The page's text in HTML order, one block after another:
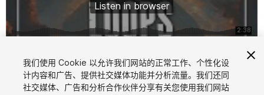
1/2
我们使用 Cookie 以允许我们网站的正常工作、个性化设
计内容和广告、提供社交媒体功能并分析流量。我们还同
社交媒体、广告和分析合作伙伴分享有关您使用我们网站